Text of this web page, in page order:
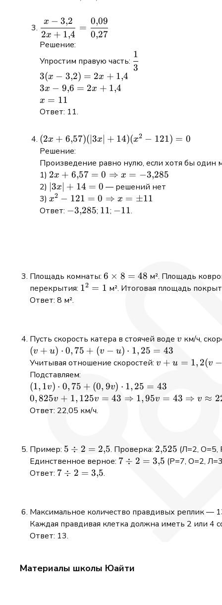
x = 3{,}7
\dfrac{x -
3{,}2}{2x +
1{,}4} =
\dfrac{0{,}09}
{0{,}27}
2x + 1,4
x − 3,2
=
0,27
0,09
Решение:
Упростим правую часть: \dfrac{1}
{3}
3
1
3(x -
3{,}2)
= 2x
+
3(x − 3,2) = 2x + 1,4
3x -
9{,}6
= 2x
1{,}4
3x − 9,6 = 2x + 1,4
x
=
x = 11
Ответ: 11.
(2x +
6{,}57)
(|3x| +
14)
(x^2 -
121) =
0
(2x + 6,57)(∣3x∣ + 14)(x2 − 121) = 0
Решение:
Произведение равно нулю, если хотя бы один
1) 2x + 6{,}57
= 0
\Rightarrow
x =
2x + 6,57 = 0 ⇒ x = −3,285
2) |3x|
+
14
∣3x∣ + 14 = 0 — решений нет
3) x^2 - 121 =
0
x2 − 121 = 0 ⇒ x = ±11
Ответ: -3{,}285
−3,285; 11
11; -11
−11.
Площадь комнаты: 6
\times
6 × 8 = 48 м². Площадь
перекрытия: 1^2
12 = 1 м². Итоговая площадь
Ответ: 8 м².
Пусть скорость катера в стоячей воде v
v км/ч,
(v +
u)
\cdot
0,75
+ (v
- u)
(v + u) ⋅ 0, 75 + (v − u) ⋅ 1, 25 = 43
Учитывая отношение скоростей: v + u =
\Rightarrow
u = 0,1v
v + u = 1, 2(v
Подставляем:
(1,1v)
\cdot
0,75
1,25
= 43
(1, 1v) ⋅ 0, 75 + (0, 9v) ⋅ 1, 25 = 43
0,825v +
1,125v = 43
\Rightarrow
v \approx
22,05
0,825v + 1, 125v = 43 ⇒ 1,95v = 43 ⇒ v ≈
Ответ: 22,05 км/ч.
Пример: 5
\div
2 =
5 ÷ 2 = 2,5. Проверка: 2{,}525
2,525 (Л=2, О=5,
Единственное верное: 7
7 ÷ 2 = 3,5 (Р=7, О=2,
Ответ: 7
7 ÷ 2 = 3,5.
Максимальное количество правдивых реплик —
Каждая правдивая клетка должна иметь 2 или 4
Ответ: 13.
Материалы школы Юайти